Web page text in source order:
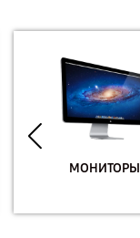
МОНИТОРЫ